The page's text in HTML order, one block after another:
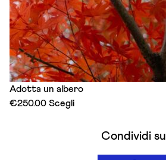
Adotta un albero
€250.00 ScegliThis
Condividi su